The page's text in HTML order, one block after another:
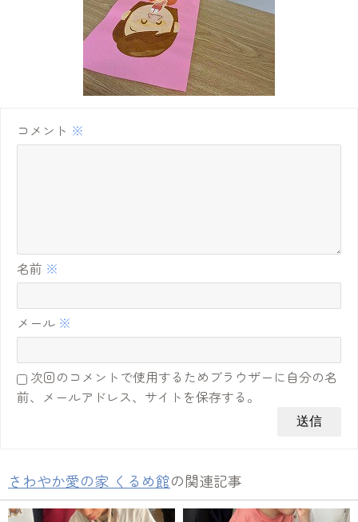
コメント ※
名前 ※
メール ※
次回のコメントで使用するためブラウザーに自分の名
前、メールアドレス、サイトを保存する。
さわやか愛の家 くるめ館の関連記事